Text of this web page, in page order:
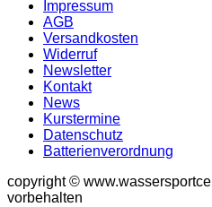
Impressum
AGB
Versandkosten
Widerruf
Newsletter
Kontakt
News
Kurstermine
Datenschutz
Batterienverordnung
copyright ©
vorbehalten